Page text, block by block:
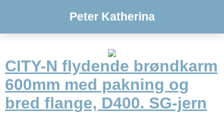
Peter Katherina
CITY-N flydende brøndkarm
600mm med pakning og
bred flange, D400. SG-jern